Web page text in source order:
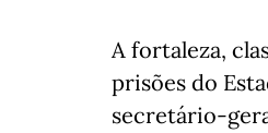
A fortaleza,
prisões do
secretário-